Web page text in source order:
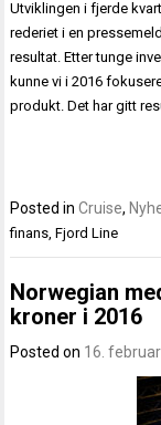
Utviklingen i fjerde
rederiet i en
resultat. Etter tunge
kunne vi i 2016
produkt. Det har gitt
Posted inCruise,
finans,Fjord Line
Norwegian
kroner i 2016
Posted on 16.